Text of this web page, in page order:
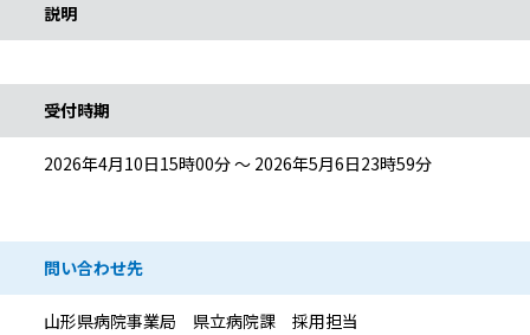
説明
受付時期
2026年4月10日15時00分 ～ 2026年5月6日23時59分
問い合わせ先
山形県病院事業局 県立病院課 採用担当